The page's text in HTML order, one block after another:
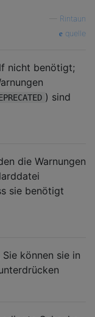
Rintaun
quelle
nicht benötigt;
) sind
die Warnungen
sie benötigt
können sie in